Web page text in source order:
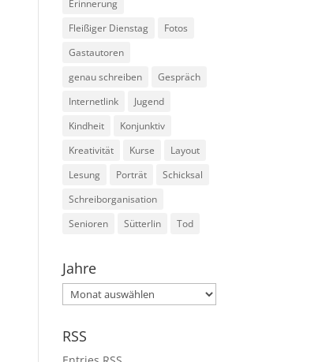
Erinnerung
Fleißiger Dienstag
Fotos
Gastautoren
genau schreiben
Gespräch
Internetlink
Jugend
Kindheit
Konjunktiv
Kreativität
Kurse
Layout
Lesung
Porträt
Schicksal
Schreiborganisation
Senioren
Sütterlin Tod
Jahre
Jahre
RSS